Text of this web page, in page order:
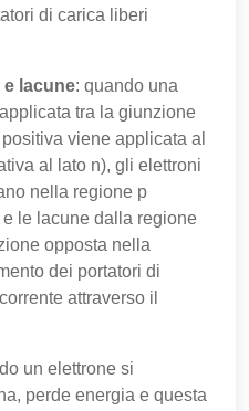
di carica liberi
e lacune: quando una
tra la giunzione
viene applicata al
al lato n), gli elettroni
nella regione p
le lacune dalla regione
opposta nella
dei portatori di
attraverso il
un elettrone si
perde energia e questa